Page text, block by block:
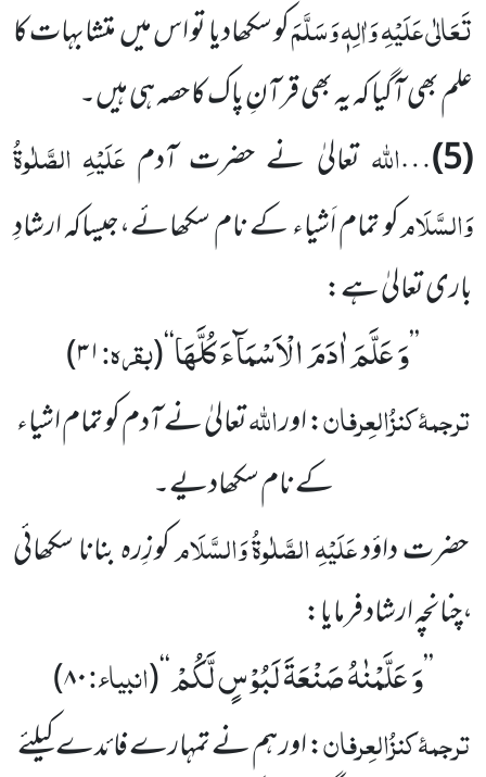
تَعَالٰی عَلَیْہِ وَاٰلِہٖ وَسَلَّمَکو سکھادیا تو اس میں متشابہات کا
علم بھی آگیا کہ یہ بھی قرآنِ پاک کا حصہ ہی ہیں۔
(5)
…اللہتعالیٰ نے حضرت آدم عَلَیْہِ الصَّلٰوۃُ
وَالسَّلَامکو تمام اَشیاء کے نام سکھائے،جیساکہ ارشادِ
باری تعالیٰ ہے:
’’وَ عَلَّمَ اٰدَمَ الْاَسْمَآءَ كُلَّهَا‘‘
(بقرہ:۳۱)
ترجمۂکنزُالعِرفان: اوراللہتعالیٰ نے آدم کو تمام اشیاء
کے نام سکھادیے۔
حضرت داؤدعَلَیْہِالصَّلٰوۃُوَالسَّلَامکو زِرہ بنانا سکھائی
،چنانچہ ارشاد فرمایا:
’’وَ عَلَّمْنٰهُ صَنْعَةَ لَبُوْسٍ لَّكُمْ‘‘
(انبیاء:۸۰)
ترجمۂکنزُالعِرفان: اور ہم نے تمہارے فائدے کیلئے